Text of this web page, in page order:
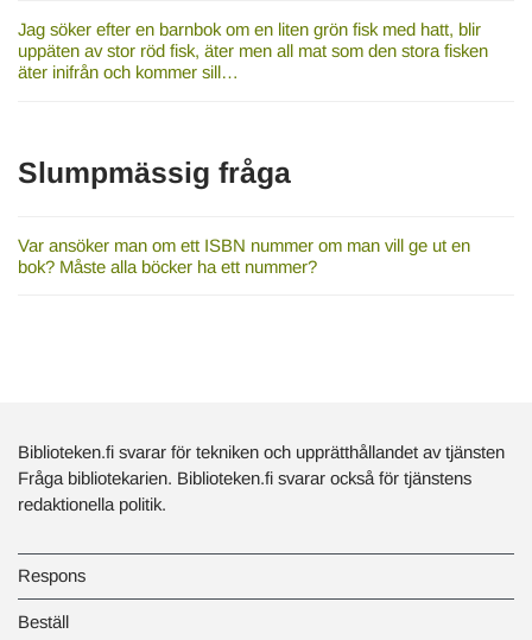
Jag söker efter en barnbok om en liten grön fisk med hatt, blir
uppäten av stor röd fisk, äter men all mat som den stora fisken
äter inifrån och kommer sill…
Slumpmässig fråga
Var ansöker man om ett ISBN nummer om man vill ge ut en
bok? Måste alla böcker ha ett nummer?
Biblioteken.fi svarar för tekniken och upprätthållandet av tjänsten
Fråga bibliotekarien. Biblioteken.fi svarar också för tjänstens
redaktionella politik.
Respons
Beställ